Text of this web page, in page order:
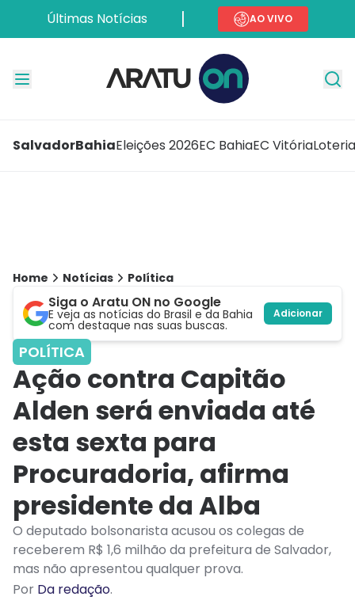
Últimas Notícias AO VIVO
SalvadorBahiaEleições 2026EC BahiaEC Vitória
Home Notícias Política
Siga o Aratu ON no Google
E veja as notícias do Brasil e da Bahia
com destaque nas suas buscas.
Adicionar
POLÍTICA
Ação contra Capitão
Alden será enviada até
esta sexta para
Procuradoria, afirma
presidente da Alba
O deputado bolsonarista acusou os colegas de
receberem R$ 1,6 milhão da prefeitura de Salvador,
mas não apresentou qualquer prova.
Por Da redação.